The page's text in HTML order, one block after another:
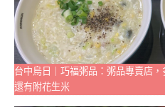
台中烏日｜巧福粥品：粥品專賣店
還有附花生米